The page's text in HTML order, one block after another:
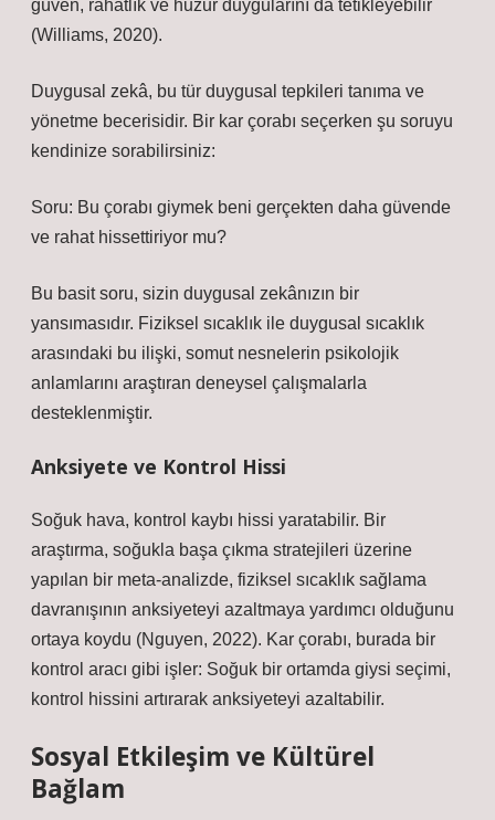
güven, rahatlık ve huzur duygularını da tetikleyebilir
(Williams, 2020).
Duygusal zekâ, bu tür duygusal tepkileri tanıma ve
yönetme becerisidir. Bir kar çorabı seçerken şu soruyu
kendinize sorabilirsiniz:
Soru: Bu çorabı giymek beni gerçekten daha güvende
ve rahat hissettiriyor mu?
Bu basit soru, sizin duygusal zekânızın bir
yansımasıdır. Fiziksel sıcaklık ile duygusal sıcaklık
arasındaki bu ilişki, somut nesnelerin psikolojik
anlamlarını araştıran deneysel çalışmalarla
desteklenmiştir.
Anksiyete ve Kontrol Hissi
Soğuk hava, kontrol kaybı hissi yaratabilir. Bir
araştırma, soğukla başa çıkma stratejileri üzerine
yapılan bir meta-analizde, fiziksel sıcaklık sağlama
davranışının anksiyeteyi azaltmaya yardımcı olduğunu
ortaya koydu (Nguyen, 2022). Kar çorabı, burada bir
kontrol aracı gibi işler: Soğuk bir ortamda giysi seçimi,
kontrol hissini artırarak anksiyeteyi azaltabilir.
Sosyal Etkileşim ve Kültürel
Bağlam